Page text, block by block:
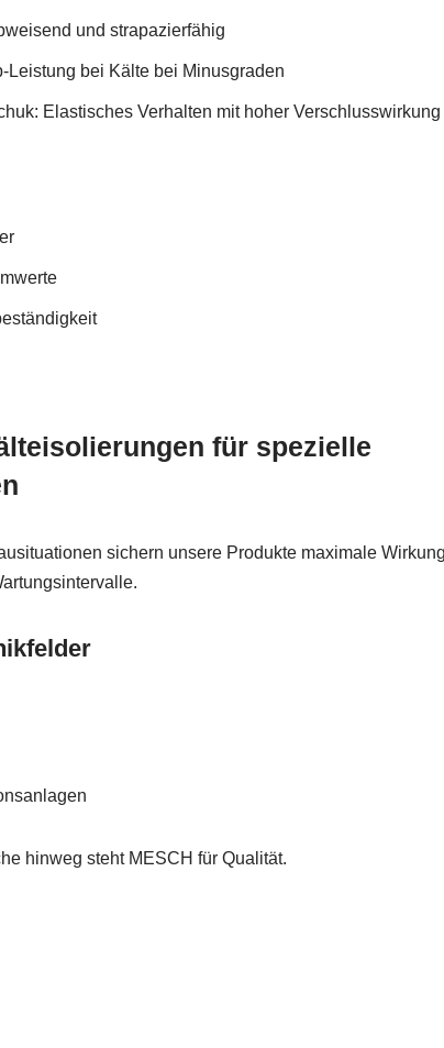
und strapazierfähig
Leistung bei Kälte bei Minusgraden
Elastisches Verhalten mit hoher Verschlusswirkung
für spezielle
sichern unsere Produkte maximale
hinweg steht MESCH für Qualität.